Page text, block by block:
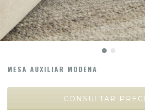
MESA AUXILIAR MODENA